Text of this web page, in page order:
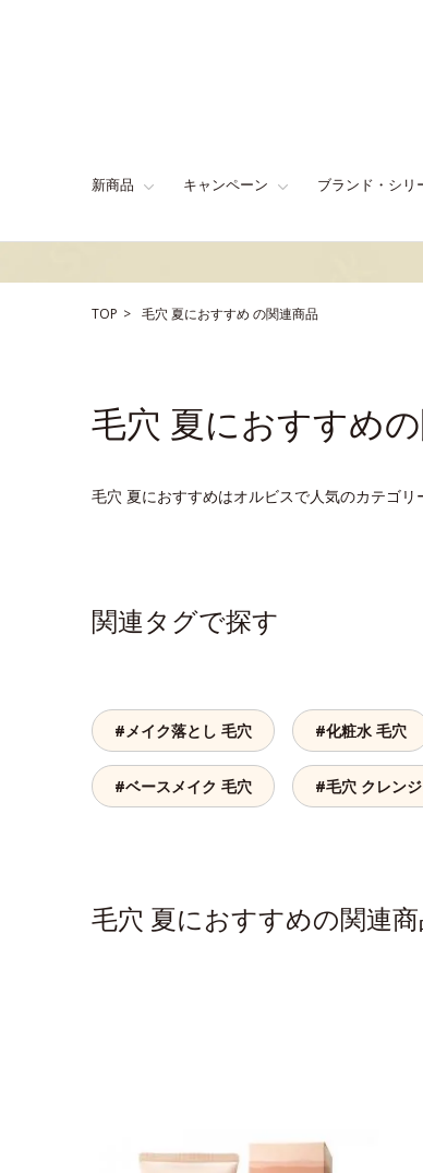
新商品 キャンペーン ブランド・シリ
TOP 毛穴 夏におすすめ の関連商品
毛穴 夏におすすめ
毛穴 夏におすすめはオルビスで人気のカテゴ
関連タグで探す
#メイク落とし 毛穴 #化粧水 毛穴
#ベースメイク 毛穴 #毛穴 クレン
毛穴 夏におすすめの関連